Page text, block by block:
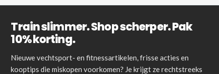
Train slimmer. Shop scherper. Pak
10% korting.
Nieuwe vechtsport- en fitnessartikelen, frisse acties en
kooptips die miskopen voorkomen? Je krijgt ze rechtstreeks